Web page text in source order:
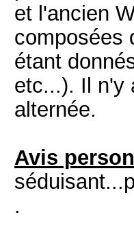
et l'ancien
composées
étant
etc...). Il n'y
alternée.
Avis
.